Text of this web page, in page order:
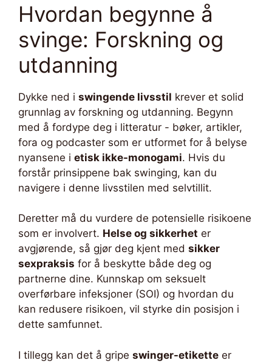
Hvordan begynne å
svinge: Forskning og
utdanning
Dykke ned i swingende livsstil krever et solid
grunnlag av forskning og utdanning. Begynn
med å fordype deg i litteratur - bøker, artikler,
fora og podcaster som er utformet for å belyse
nyansene i etisk ikke-monogami. Hvis du
forstår prinsippene bak swinging, kan du
navigere i denne livsstilen med selvtillit.
Deretter må du vurdere de potensielle risikoene
som er involvert. Helse og sikkerhet er
avgjørende, så gjør deg kjent med sikker
sexpraksis for å beskytte både deg og
partnerne dine. Kunnskap om seksuelt
overførbare infeksjoner (SOI) og hvordan du
kan redusere risikoen, vil styrke din posisjon i
dette samfunnet.
I tillegg kan det å gripe swinger-etikette er